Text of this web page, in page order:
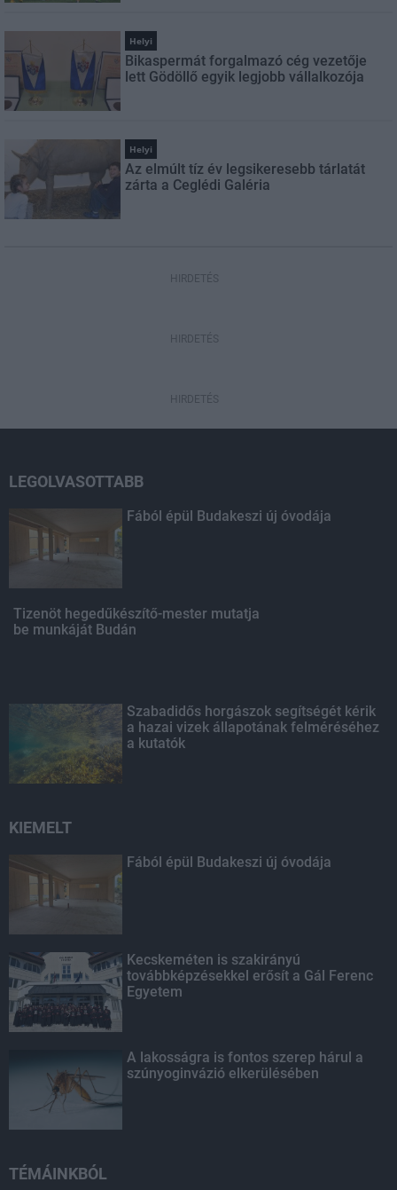
Helyi
Bikaspermát forgalmazó cég vezetője
lett Gödöllő egyik legjobb vállalkozója
Helyi
Az elmúlt tíz év legsikeresebb tárlatát
zárta a Ceglédi Galéria
HIRDETÉS
HIRDETÉS
HIRDETÉS
LEGOLVASOTTABB
Fából épül Budakeszi új óvodája
Tizenöt hegedűkészítő-mester mutatja
be munkáját Budán
Szabadidős horgászok segítségét kérik
a hazai vizek állapotának felméréséhez
a kutatók
KIEMELT
Fából épül Budakeszi új óvodája
Kecskeméten is szakirányú
továbbképzésekkel erősít a Gál Ferenc
Egyetem
A lakosságra is fontos szerep hárul a
szúnyoginvázió elkerülésében
TÉMÁINKBÓL